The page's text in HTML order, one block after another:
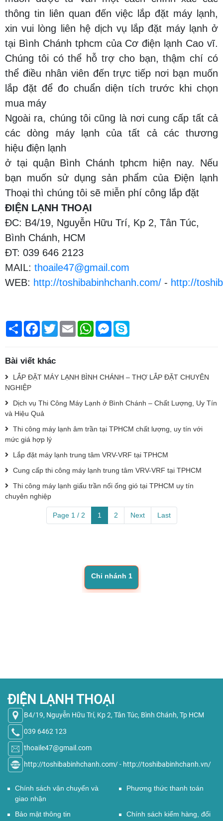
thông tin liên quan đến việc lắp đặt máy lạnh,
xin vui lòng liên hệ dịch vụ lắp đặt máy lạnh ở
tại Bình Chánh tphcm của Cơ điện lạnh Cao vĩ.
Chúng tôi có thể hỗ trợ cho bạn, thậm chí có
thể điều nhân viên đến trực tiếp nơi bạn muốn
lắp đặt để đo chuẩn diện tích trước khi chọn
mua máy
Ngoài ra, chúng tôi cũng là nơi cung cấp tất cả
các dòng máy lạnh của tất cả các thương
hiệu điện lạnh
ở tại quận Bình Chánh tphcm hiện nay. Nếu
bạn muốn sử dụng sản phẩm của Điện lạnh
Thoại thì chúng tôi sẽ miễn phí công lắp đặt
ĐIỆN LẠNH THOẠI
ĐC: B4/19, Nguyễn Hữu Trí, Kp 2, Tân Túc,
Bình Chánh, HCM
ĐT: 039 646 2123
MAIL: thoaile47@gmail.com
WEB: http://toshibabinhchanh.com/ - http://
Chia
sẻ
Facebook
TwitterEmail WhatsAppMessenger
Bài viết khác
LẮP ĐẶT MÁY LẠNH BÌNH CHÁNH – THỢ LẮP ĐẶT CHUYÊN
NGHIỆP
Dịch vụ Thi Công Máy Lạnh ở Bình Chánh – Chất Lượng, Uy Tín
và Hiệu Quả
Thi công máy lạnh âm trần tại TPHCM chất lượng, uy tín với
mức giá hợp lý
Lắp đặt máy lạnh trung tâm VRV-VRF tại TPHCM
Cung cấp thi công máy lạnh trung tâm VRV-VRF tại TPHCM
Thi công máy lạnh giấu trần nối ống gió tại TPHCM uy tín
chuyên nghiệp
Page 1 / 2 1 2 Next Last
Chi nhánh 1
ĐIỆN LẠNH THOẠI
B4/19, Nguyễn Hữu Trí, Kp 2, Tân Túc, Bình Chánh, Tp HCM
039 6462 123
thoaile47@gmail.com
http://toshibabinhchanh.com/- http://toshibabinhchanh.vn/
Chính sách vận chuyển và
giao nhận
Phương thức thanh toán
Bảo mật thông tin
Chính sách kiểm hàng, đổi